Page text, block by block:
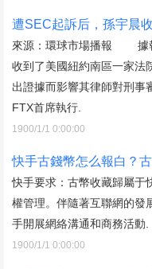
遭SEC起訴后，孫宇晨
來源：環球市場播報 據
收到了美國紐約南區一家法
出證據而影響其律師對刑事
FTX首席執行.
1900/1/1 0:00:00
快手古錢幣怎么報白？
快手要求：古幣收藏歸屬于
權管理。伴隨著互聯網的發
手開展網絡溝通和商務活動.
1900/1/1 0:00:00